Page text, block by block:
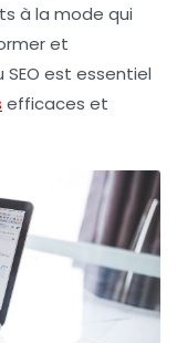
à la mode qui
et
est essentiel
efficaces et